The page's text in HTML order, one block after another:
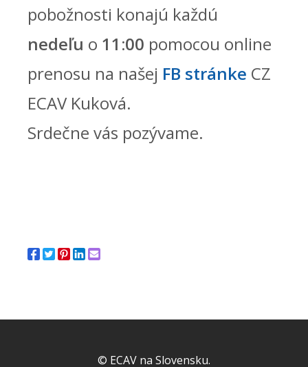
pobožnosti konajú každú
nedeľu o 11:00 pomocou online
prenosu na našej FB stránke CZ
ECAV Kuková.
Srdečne vás pozývame.
© ECAV na Slovensku.